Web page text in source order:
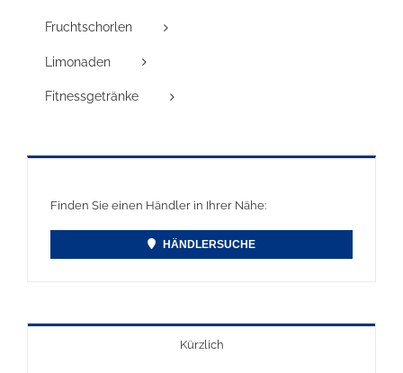
Fruchtschorlen
Limonaden
Fitnessgetränke
Finden Sie einen Händler in Ihrer Nähe:
HÄNDLERSUCHE
Kürzlich